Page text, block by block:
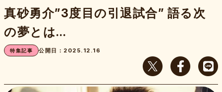
索:
ちくごNews
若鷹Game Report
若鷹たちのBe.Real
真砂勇介”3度目の引退試合” 語る次
の夢とは…
特集記事 公開日：2025.12.16